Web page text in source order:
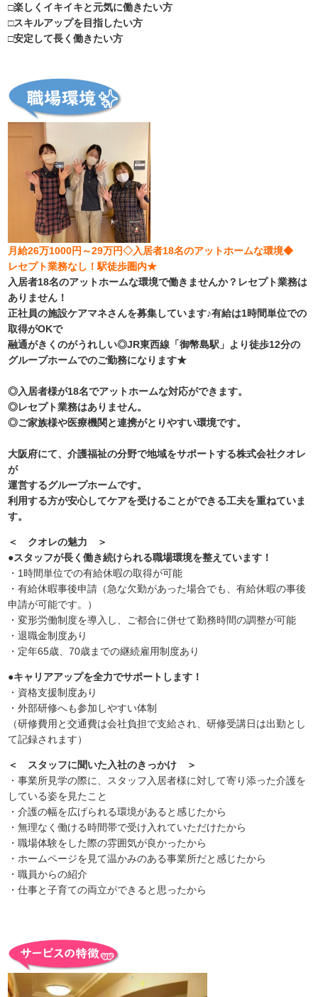
□楽しくイキイキと元気に働きたい方
□スキルアップを目指したい方
□安定して長く働きたい方
月給26万1000円～29万円◇入居者18名のアットホームな環境◆
レセプト業務なし！駅徒歩圏内★
入居者18名のアットホームな環境で働きませんか？レセプト業務は
ありません！
正社員の施設ケアマネさんを募集しています♪有給は1時間単位での
取得がOKで
融通がきくのがうれしい◎JR東西線「御幣島駅」より徒歩12分の
グループホームでのご勤務になります★
◎入居者様が18名でアットホームな対応ができます。
◎レセプト業務はありません。
◎ご家族様や医療機関と連携がとりやすい環境です。
大阪府にて、介護福祉の分野で地域をサポートする株式会社クオレ
が
運営するグループホームです。
利用する方が安心してケアを受けることができる工夫を重ねていま
す。
＜ クオレの魅力 ＞
●スタッフが長く働き続けられる職場環境を整えています！
・1時間単位での有給休暇の取得が可能
・有給休暇事後申請（急な欠勤があった場合でも、有給休暇の事後
申請が可能です。）
・変形労働制度を導入し、ご都合に併せて勤務時間の調整が可能
・退職金制度あり
・定年65歳、70歳までの継続雇用制度あり
●キャリアアップを全力でサポートします！
・資格支援制度あり
・外部研修へも参加しやすい体制
（研修費用と交通費は会社負担で支給され、研修受講日は出勤とし
て記録されます）
＜ スタッフに聞いた入社のきっかけ ＞
・事業所見学の際に、スタッフ入居者様に対して寄り添った介護を
している姿を見たこと
・介護の幅を広げられる環境があると感じたから
・無理なく働ける時間帯で受け入れていただけたから
・職場体験をした際の雰囲気が良かったから
・ホームページを見て温かみのある事業所だと感じたから
・職員からの紹介
・仕事と子育ての両立ができると思ったから